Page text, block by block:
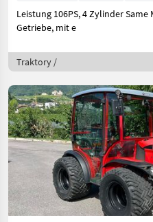
Leistung 106PS, 4 Zylinder
Getriebe, mit e
Traktory /